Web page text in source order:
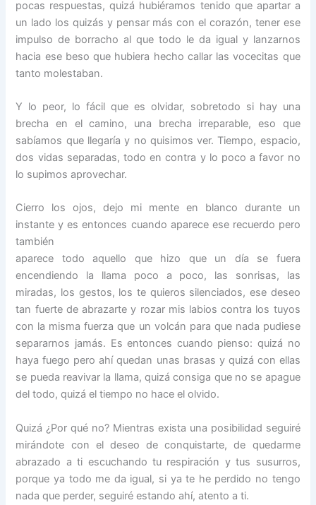
pocas respuestas, quizá hubiéramos tenido que apartar a
un lado los quizás y pensar más con el corazón, tener ese
impulso de borracho al que todo le da igual y lanzarnos
hacia ese beso que hubiera hecho callar las vocecitas que
tanto molestaban.
Y lo peor, lo fácil que es olvidar, sobretodo si hay una
brecha en el camino, una brecha irreparable, eso que
sabíamos que llegaría y no quisimos ver. Tiempo, espacio,
dos vidas separadas, todo en contra y lo poco a favor no
lo supimos aprovechar.
Cierro los ojos, dejo mi mente en blanco durante un
instante y es entonces cuando aparece ese recuerdo pero
también
aparece todo aquello que hizo que un día se fuera
encendiendo la llama poco a poco, las sonrisas, las
miradas, los gestos, los te quieros silenciados, ese deseo
tan fuerte de abrazarte y rozar mis labios contra los tuyos
con la misma fuerza que un volcán para que nada pudiese
separarnos jamás. Es entonces cuando pienso: quizá no
haya fuego pero ahí quedan unas brasas y quizá con ellas
se pueda reavivar la llama, quizá consiga que no se apague
del todo, quizá el tiempo no hace el olvido.
Quizá ¿Por qué no? Mientras exista una posibilidad seguiré
mirándote con el deseo de conquistarte, de quedarme
abrazado a ti escuchando tu respiración y tus susurros,
porque ya todo me da igual, si ya te he perdido no tengo
nada que perder, seguiré estando ahí, atento a ti.